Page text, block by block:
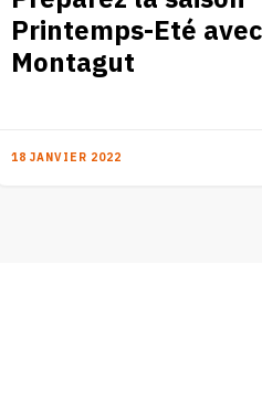
Printemps-Eté
Montagut
18 JANVIER 2022